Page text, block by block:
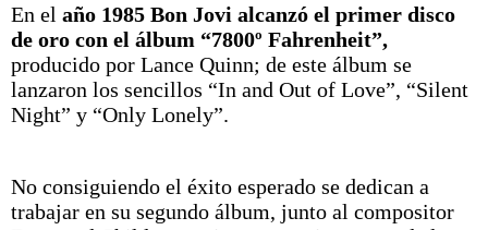
En el año 1985 Bon Jovi alcanzó el primer disco
de oro con el álbum “7800º Fahrenheit”,​
producido por Lance Quinn;​ de este álbum se
lanzaron los sencillos “In and Out of Love”, “Silent
Night” y “Only Lonely”.
No consiguiendo el éxito esperado se dedican a
trabajar en su segundo álbum, junto al compositor